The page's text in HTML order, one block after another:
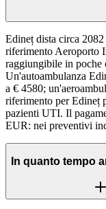
Edineț dista circa
riferimento Aeroporto
raggiungibile in poche
Un'autoambulanza
a € 4580;
riferimento per Edineț
pazienti UTI. Il
EUR: nei preventivi
In quanto tempo